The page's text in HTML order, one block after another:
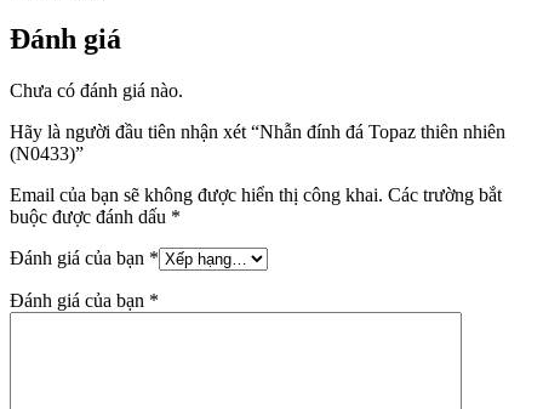
Đánh giá
Chưa có đánh giá nào.
Hãy là người đầu tiên nhận xét “Nhẫn đính đá Topaz thiên nhiên
(N0433)”
Email của bạn sẽ không được hiển thị công khai. Các trường bắt
buộc được đánh dấu *
Đánh giá của bạn *
Đánh giá của bạn *